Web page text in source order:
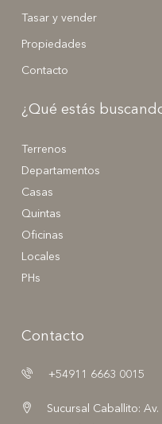
Tasar y vender
Propiedades
Contacto
¿Qué estás
Terrenos
Departamentos
Casas
Quintas
Oficinas
Locales
PHs
Contacto
+54911 6663 0015
Sucursal Caballito: